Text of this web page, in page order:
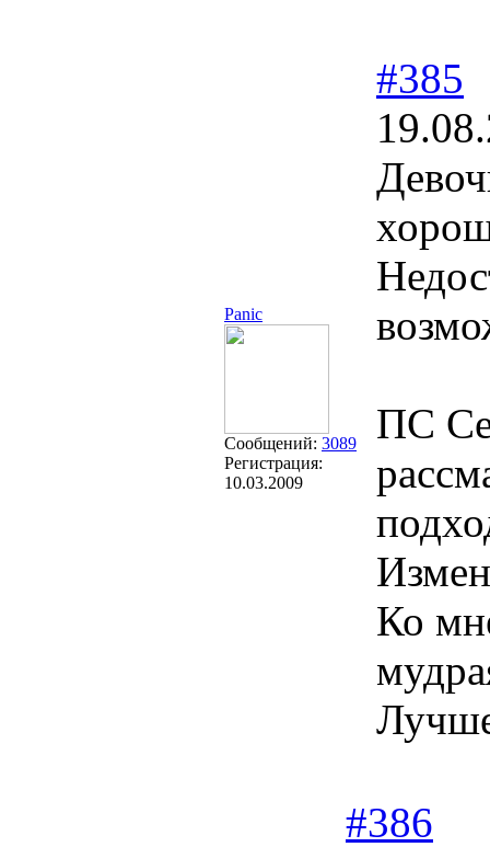
Panic
Сообщений: 3089
Регистрация:
10.03.2009
#385
ПС
Ко
#386